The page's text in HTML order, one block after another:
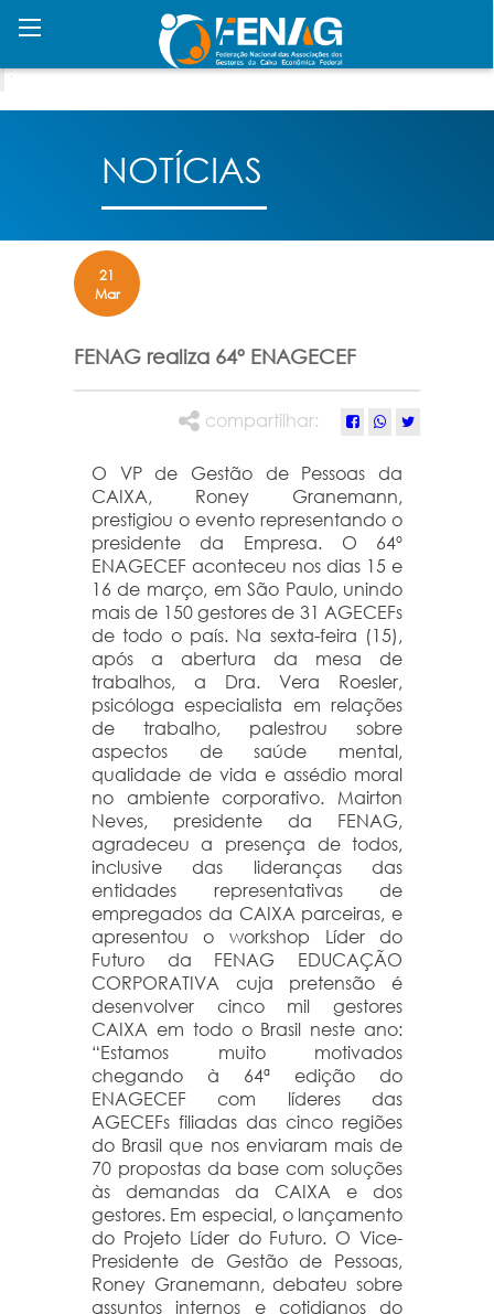
NOTÍCIAS
21
Mar
FENAG realiza 64º ENAGECEF
compartilhar:
O VP de Gestão de Pessoas da
CAIXA, Roney Granemann,
prestigiou o evento representando o
presidente da Empresa. O 64º
ENAGECEF aconteceu nos dias 15 e
16 de março, em São Paulo, unindo
mais de 150 gestores de 31 AGECEFs
de todo o país. Na sexta-feira (15),
após a abertura da mesa de
trabalhos, a Dra. Vera Roesler,
psicóloga especialista em relações
de trabalho, palestrou sobre
aspectos de saúde mental,
qualidade de vida e assédio moral
no ambiente corporativo. Mairton
Neves, presidente da FENAG,
agradeceu a presença de todos,
inclusive das lideranças das
entidades representativas de
empregados da CAIXA parceiras, e
apresentou o workshop Líder do
Futuro da FENAG EDUCAÇÃO
CORPORATIVA cuja pretensão é
desenvolver cinco mil gestores
CAIXA em todo o Brasil neste ano:
“Estamos muito motivados
chegando à 64ª edição do
ENAGECEF com líderes das
AGECEFs filiadas das cinco regiões
do Brasil que nos enviaram mais de
70 propostas da base com soluções
às demandas da CAIXA e dos
gestores. Em especial, o lançamento
do Projeto Líder do Futuro. O Vice-
Presidente de Gestão de Pessoas,
Roney Granemann, debateu sobre
assuntos internos e cotidianos do